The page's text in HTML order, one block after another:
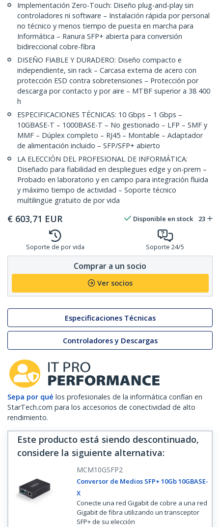
Implementación Zero-Touch: Diseño plug-and-play sin
controladores ni software – Instalación rápida por personal
no técnico y menos tiempo de puesta en marcha para
Informática – Ranura SFP+ abierta para conversión
bidireccional cobre-fibra
DISEÑO FIABLE Y DURADERO: Diseño compacto e
independiente, sin rack – Carcasa externa de acero con
protección ESD contra sobretensiones – Protección por
descarga por contacto y por aire – MTBF superior a 38 400
h
ESPECIFICACIONES TÉCNICAS: 10 Gbps – 1 Gbps –
10GBASE-T – 1000BASE-T – No gestionado – LFP – SMF y
MMF – Dúplex completo – RJ45 – Montable – Adaptador
de alimentación incluido – SFP/SFP+ abierto
LA ELECCIÓN DEL PROFESIONAL DE INFORMÁTICA:
Diseñado para fiabilidad en despliegues edge y on-prem –
Probado en laboratorio y en campo para integración fluida
y máximo tiempo de actividad – Soporte técnico
multilingüe gratuito de por vida
€ 603,71 EUR Disponible en stock 23
Soporte de por vida Soporte 24/5
Comprar a un socio
Ver socios
Especificaciones Técnicas
Controladores y Descargas
Sepa por qué los profesionales de la informática confían en
StarTech.com para los accesorios de conectividad de alto
rendimiento.
Este producto está siendo descontinuado,
considere la siguiente alternativa:
MCM10GSFP2
Conversor de Medios SFP+ 10Gb 10GBASE-
X
Conecte una red Gigabit de cobre a una red
Gigabit de fibra utilizando un transceptor
SFP+ de su elección